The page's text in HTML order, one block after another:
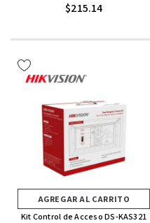
$215.14
AGREGAR AL CARRITO
Kit Control de Acceso DS-KAS321